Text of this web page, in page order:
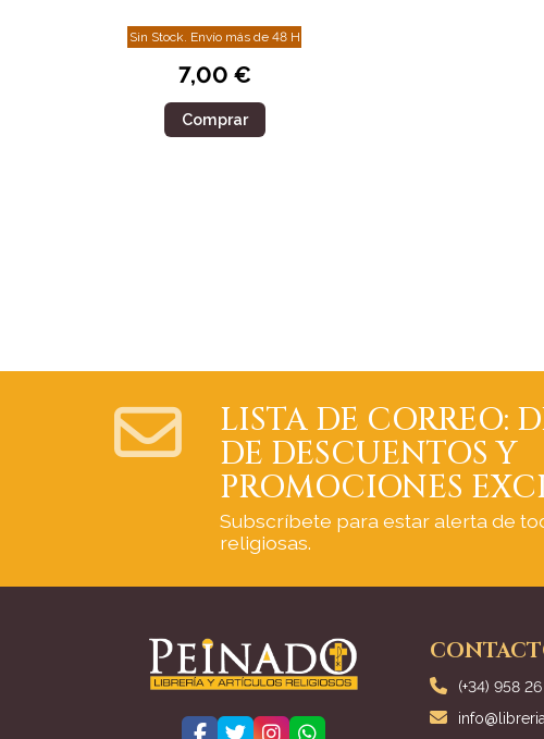
Sin Stock. Envío más de 48 H
7,00 €
Comprar
LISTA DE CORREO:
DE DESCUENTOS Y
PROMOCIONES
Subscríbete para estar alerta de
religiosas.
(+34) 958